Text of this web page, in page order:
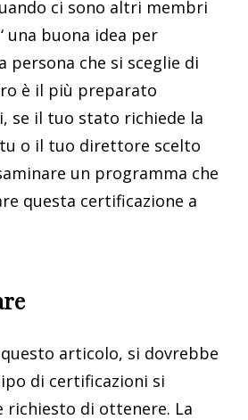
ci sono altri membri
una buona idea per
persona che si sceglie di
è il più preparato
se il tuo stato richiede la
o il tuo direttore scelto
un programma che
questa certificazione a
articolo, si dovrebbe
di certificazioni si
richiesto di ottenere. La